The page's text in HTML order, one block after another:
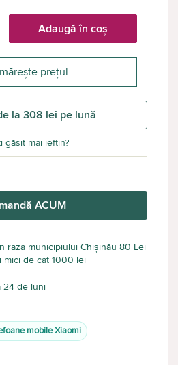
Adaugă în coș
prețul
la 308 lei pe lună
găsit mai ieftin?
ACUM
raza municipiului Chișinău 80 Lei
mici de cat 1000 lei
24 de luni
mobile Xiaomi